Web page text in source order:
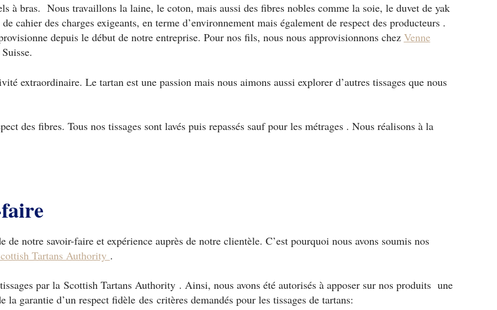
à bras. Nous travaillons la laine, le coton, mais aussi des fibres nobles comme la soie, le duvet de yak
cahier des charges exigeants, en terme d’environnement mais également de respect des producteurs .
depuis le début de notre entreprise. Pour nos fils, nous nous approvisionnons chez Venne
extraordinaire. Le tartan est une passion mais nous aimons aussi explorer d’autres tissages que nous
des fibres. Tous nos tissages sont lavés puis repassés sauf pour les métrages . Nous réalisons à la
notre savoir-faire et expérience auprès de notre clientèle. C’est pourquoi nous avons soumis nos
Tartans Authority .
par la Scottish Tartans Authority . Ainsi, nous avons été autorisés à apposer sur nos produits une
garantie d’un respect fidèle des critères demandés pour les tissages de tartans: